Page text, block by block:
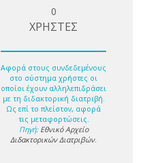
0
ΧΡΗΣΤΕΣ
Αφορά στους συνδεδεμένους
στο σύστημα χρήστες οι
οποίοι έχουν αλληλεπιδράσει
με τη διδακτορική διατριβή.
Ως επί το πλείστον, αφορά
τις μεταφορτώσεις.
Πηγή: Εθνικό Αρχείο
Διδακτορικών Διατριβών.